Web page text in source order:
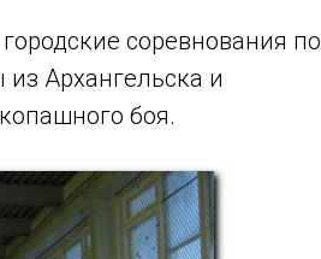
соревнования по
Архангельска и
боя.